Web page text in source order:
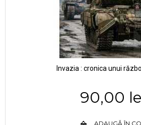
Invazia : cronica unui
90,00
ADAUGĂ ÎN